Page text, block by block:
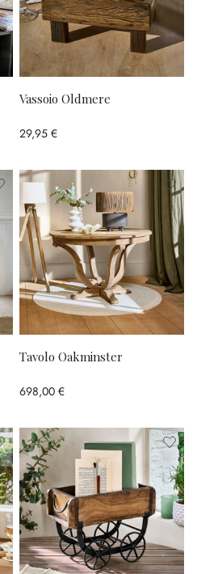
Vassoio Oldmere
29,95 €
Tavolo Oakminster
698,00 €